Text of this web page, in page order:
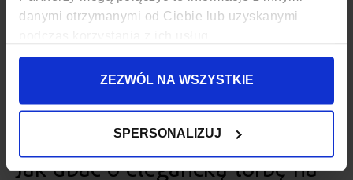
danymi otrzymanymi od Ciebie lub uzyskanymi
ZEZWÓL NA WSZYSTKIE
SPERSONALIZUJ
swobodny dostęp do środka, więc łatwo znajdziesz to, czego
potrzebujesz.
listonoszkom. Ich uniwersalna forma sprawdza się niezależnie od płci, a
pasek na ramięgwarantuje wygodę podczas noszenia.
dostęp do zawartości bez zwrócenia Twojej uwagi. Docenisz to, jeśli
Jak dbać o elegancką torbę na